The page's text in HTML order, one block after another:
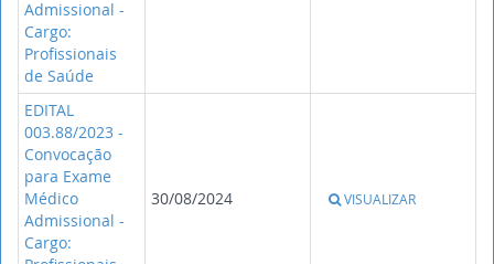
Admissional -
Cargo:
Profissionais
de Saúde
EDITAL
003.88/2023 -
Convocação
para Exame
Médico
Admissional -
Cargo:
30/08/2024 VISUALIZAR